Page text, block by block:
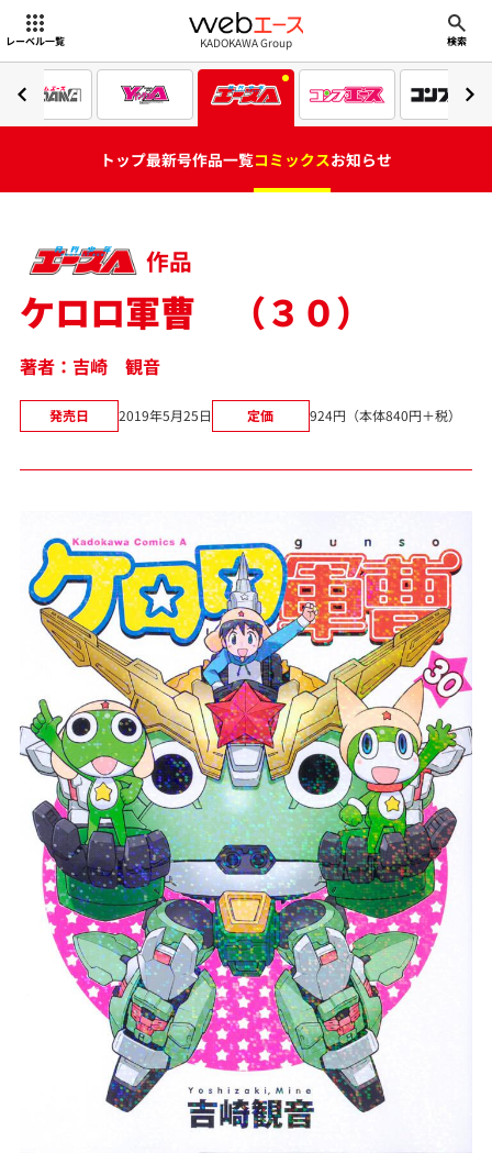
レーベル一覧 webエース
KADOKAWA Group 検索
トップ最新号作品一覧コミックスお知らせ
作品
ケロロ軍曹 （３０）
著者：吉崎 観音
発売日 2019年5月25日 定価 924円（本体840円＋税）